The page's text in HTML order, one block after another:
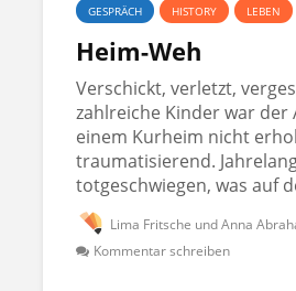
GESPRÄCH HISTORY LEBEN
Heim-Weh
Verschickt, verletzt,
zahlreiche Kinder war der
einem Kurheim nicht
traumatisierend.
totgeschwiegen, was auf
Lima Fritsche und Anna
Kommentar schreiben